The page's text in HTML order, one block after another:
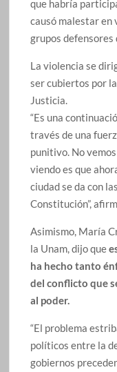
que habría
causó malestar en
grupos defensores
La violencia se
ser cubiertos por
Justicia.
“Es una
través de una
punitivo. No
viendo es que
ciudad se da con
Constitución”,
Asimismo, María
la Unam, dijo que
ha hecho tanto
del conflicto que
al poder.
“El problema
políticos entre la
gobiernos